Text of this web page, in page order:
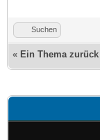
Suchen
« Ein Thema zurück